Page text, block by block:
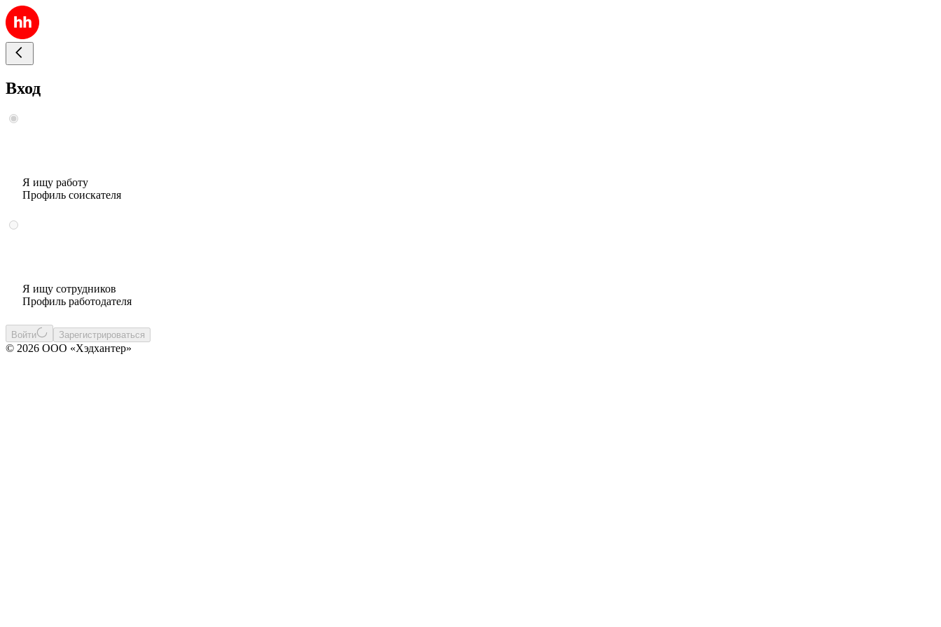
Вход
Я ищу работу
Профиль соискателя
Я ищу сотрудников
Профиль работодателя
Войти Зарегистрироваться
© 2026 ООО «Хэдхантер»